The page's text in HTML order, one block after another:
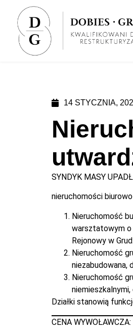
14 STYCZNIA,
SYNDYK MASY
nieruchomości
Nieruchomość
warsztatowym o
Rejonowy w
Nieruchomość
niezabudowana,
Nieruchomość
Działki stanowią
CENA WYWOŁAWCZA: